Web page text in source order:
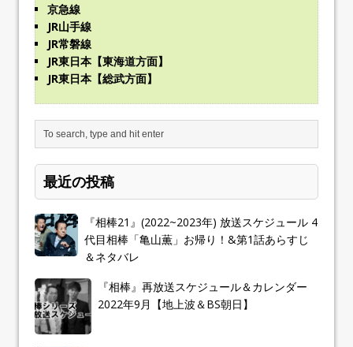
京急線
JR山手線
JR常磐線
JR東日本【東海道方面】
JR東日本【総武方面】
最近の投稿
『相棒21』(2022~2023年) 放送スケジュール 4
代目相棒「亀山薫」お帰り！&第1話あらすじ
＆ネタバレ
『相棒』再放送スケジュール＆カレンダー
2022年9月【地上波＆BS朝日】